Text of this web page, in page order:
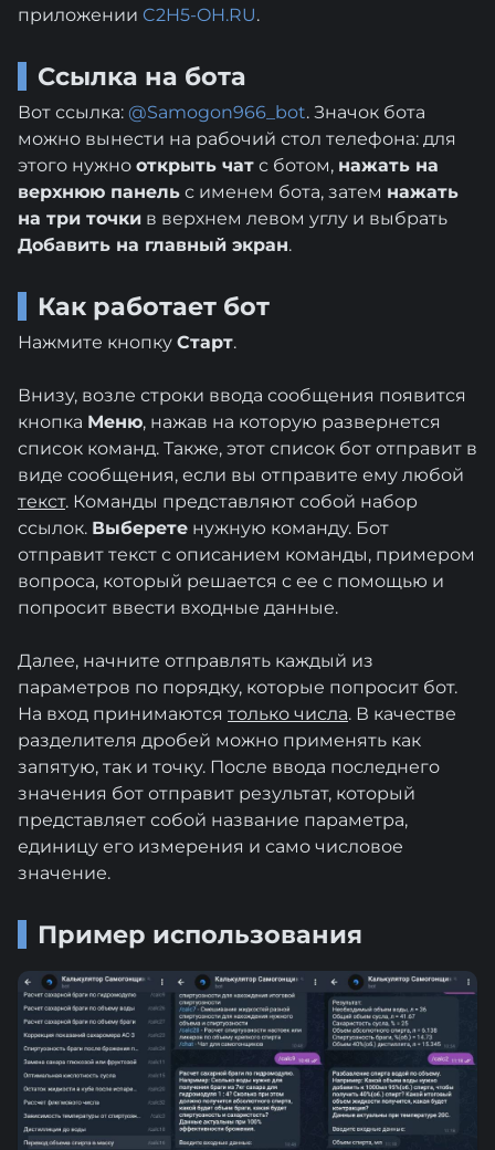
приложении C2H5-OH.RU.
Ссылка на бота
Вот ссылка: @Samogon966_bot. Значок бота
можно вынести на рабочий стол телефона: для
этого нужно открыть чат с ботом, нажать на
верхнюю панель с именем бота, затем нажать
на три точки в верхнем левом углу и выбрать
Добавить на главный экран.
Как работает бот
Нажмите кнопку Старт.
Внизу, возле строки ввода сообщения появится
кнопка Меню, нажав на которую развернется
список команд. Также, этот список бот отправит в
виде сообщения, если вы отправите ему любой
текст. Команды представляют собой набор
ссылок. Выберете нужную команду. Бот
отправит текст с описанием команды, примером
вопроса, который решается с ее с помощью и
попросит ввести входные данные.
Далее, начните отправлять каждый из
параметров по порядку, которые попросит бот.
На вход принимаются только числа. В качестве
разделителя дробей можно применять как
запятую, так и точку. После ввода последнего
значения бот отправит результат, который
представляет собой название параметра,
единицу его измерения и само числовое
значение.
Пример использования